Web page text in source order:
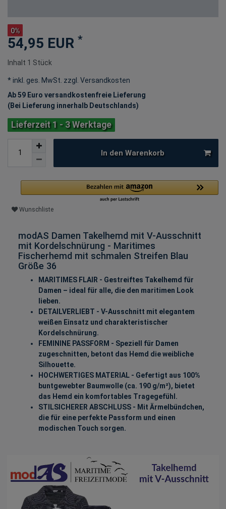
0%
54,95 EUR *
Inhalt 1 Stück
* inkl. ges. MwSt. zzgl.
Versandkosten
Ab 59 Euro versandkostenfreie Lieferung
(Bei Lieferung innerhalb Deutschlands)
Lieferzeit 1 - 3 Werktage
In den Warenkorb
Wunschliste
modAS Damen Takelhemd mit V-Ausschnitt
mit Kordelschnürung - Maritimes
Fischerhemd mit schmalen Streifen Blau
Größe 36
MARITIMES FLAIR - Gestreiftes Takelhemd für
Damen – ideal für alle, die den maritimen Look
lieben.
DETAILVERLIEBT - V-Ausschnitt mit elegantem
weißen Einsatz und charakteristischer
Kordelschnürung.
FEMININE PASSFORM - Speziell für Damen
zugeschnitten, betont das Hemd die weibliche
Silhouette.
HOCHWERTIGES MATERIAL - Gefertigt aus 100%
buntgewebter Baumwolle (ca. 190 g/m²), bietet
das Hemd ein komfortables Tragegefühl.
STILSICHERER ABSCHLUSS - Mit Ärmelbündchen,
die für eine perfekte Passform und einen
modischen Touch sorgen.